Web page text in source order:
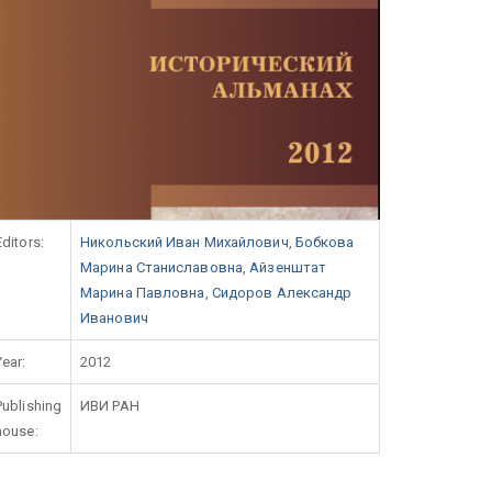
Никольский Иван Михайлович, Бобкова
Марина Станиславовна,Айзенштат
Марина Павловна, Сидоров Александр
Иванович
2012
ИВИ РАН